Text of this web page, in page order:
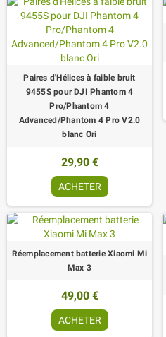
Paires d'Hélices à faible bruit
9455S pour DJI Phantom 4
Pro/Phantom 4
Advanced/Phantom 4 Pro V2.0
blanc Ori
29,90 €
ACHETER
Réemplacement batterie Xiaomi Mi
Max 3
49,00 €
ACHETER